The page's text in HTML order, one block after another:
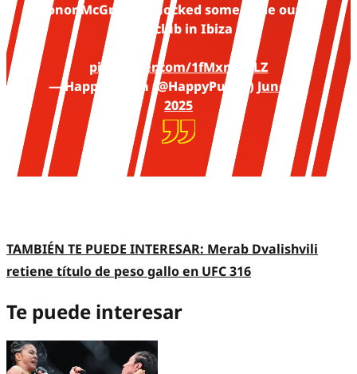
Conor McGregor knocked some dude out at
a nightclub in Ibiza 😳
pic.twitter.com/1fMxrkbRLZ
— Happy Punch (@HappyPunch) June 17,
2025
TAMBIÉN TE PUEDE INTERESAR: Merab Dvalishvili
retiene título de peso gallo en UFC 316
Te puede interesar